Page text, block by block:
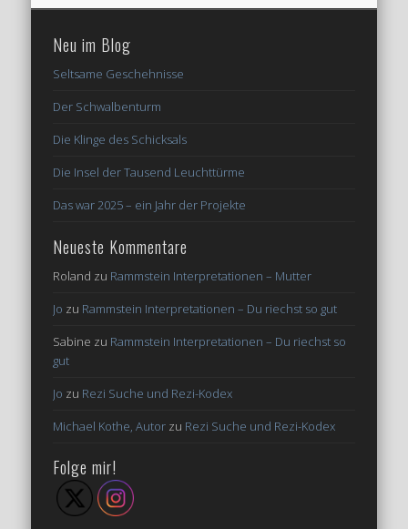
Neu im Blog
Seltsame Geschehnisse
Der Schwalbenturm
Die Klinge des Schicksals
Die Insel der Tausend Leuchttürme
Das war 2025 – ein Jahr der Projekte
Neueste Kommentare
Roland zu Rammstein Interpretationen – Mutter
Jo zu Rammstein Interpretationen – Du riechst so gut
Sabine zu Rammstein Interpretationen – Du riechst so
gut
Jo zu Rezi Suche und Rezi-Kodex
Michael Kothe, Autor zu Rezi Suche und Rezi-Kodex
Folge mir!